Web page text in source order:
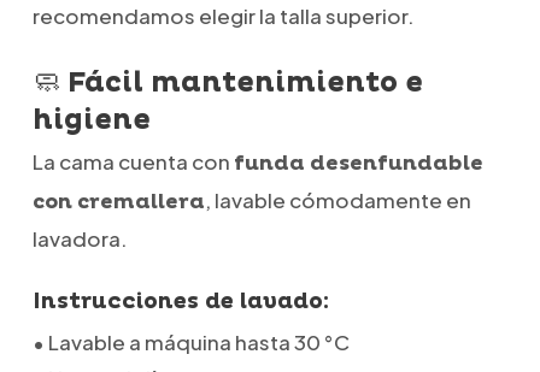
recomendamos elegir la talla superior.
🧼 Fácil mantenimiento e
higiene
La cama cuenta con funda desenfundable
con cremallera, lavable cómodamente en
lavadora.
Instrucciones de lavado:
• Lavable a máquina hasta 30 °C